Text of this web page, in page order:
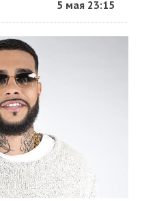
5 мая 23:15